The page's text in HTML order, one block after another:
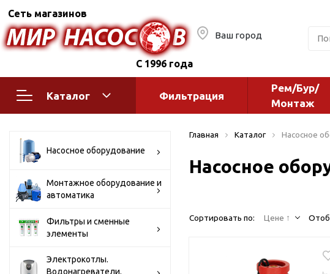
Сеть магазинов
С 1996 года
Ваш город
Каталог
Поверхностные насосы
Бытовые
Горизонтальные
многоступенчатые
многоступенчатые
моноблочные
Полив
водоснабжения
Оголовки и адаптеры
Фильтрация
Рем/Бур/
Монтаж
Насосное оборудование
Монтажное оборудование и
автоматика
Фильтры и сменные
элементы
Электрокотлы.
Водонагреватели.
Главная Каталог Насосное
Насосное
Сортировать по: Цене ↑